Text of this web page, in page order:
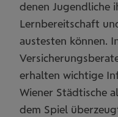
denen Jugendliche
Lernbereitschaft
austesten können.
erhalten wichtige
Wiener Städtische
dem Spiel